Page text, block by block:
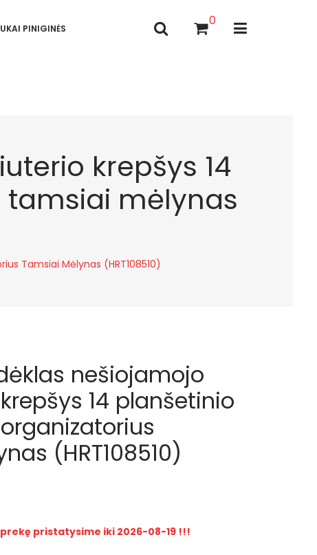
PINIGINĖS
0
krepšys 14
mėlynas
Tamsiai Mėlynas (HRT108510)
nešiojamojo
14 planšetinio
(HRT108510)
pristatysime iki 2026-08-19 !!!